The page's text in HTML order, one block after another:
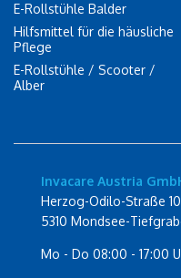
E-Rollstühle Balder
Hilfsmittel für die häusliche
Pflege
E-Rollstühle / Scooter /
Alber
Invacare Austria
Herzog-Odilo-Straße
5310 Mondsee-
Mo - Do 08:00 - 17:00